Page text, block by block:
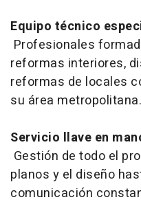
Equipo técnico
Profesionales
reformas interiores,
reformas de locales
su área metropolitana.
Servicio llave en
Gestión de todo el
planos y el diseño
comunicación